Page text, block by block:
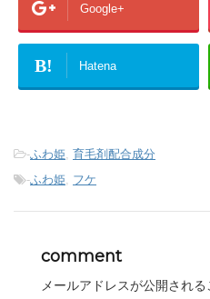
Google+
B! Hatena
-ふわ姫, 育毛剤配合成分
-ふわ姫, フケ
comment
メールアドレスが公開される